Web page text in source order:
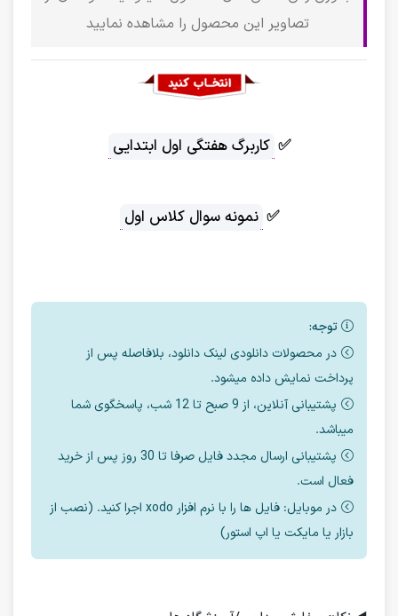
تصاویر این محصول را مشاهده نمایید
✅ کاربرگ هفتگی اول ابتدایی
✅ نمونه سوال کلاس اول
توجه:
در محصولات دانلودی لینک دانلود، بلافاصله پس از
پرداخت نمایش داده میشود.
پشتیبانی آنلاین، از 9 صبح تا 12 شب، پاسخگوی شما
میباشد.
پشتیبانی ارسال مجدد فایل صرفا تا 30 روز پس از خرید
فعال است.
در موبایل: فایل ها را با نرم افزار xodo اجرا کنید. (نصب از
بازار یا مایکت یا اپ استور)